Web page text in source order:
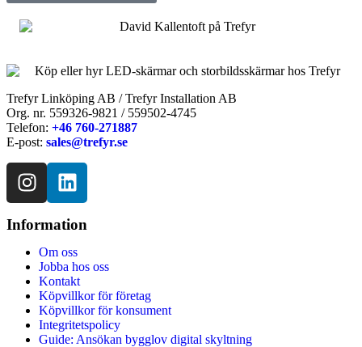
Trefyr Linköping AB / Trefyr Installation AB
Org. nr. 559326-9821 / 559502-4745
Telefon: +46 760-271887
E-post: sales@trefyr.se
Information
Om oss
Jobba hos oss
Kontakt
Köpvillkor för företag
Köpvillkor för konsument
Integritetspolicy
Guide: Ansökan bygglov digital skyltning